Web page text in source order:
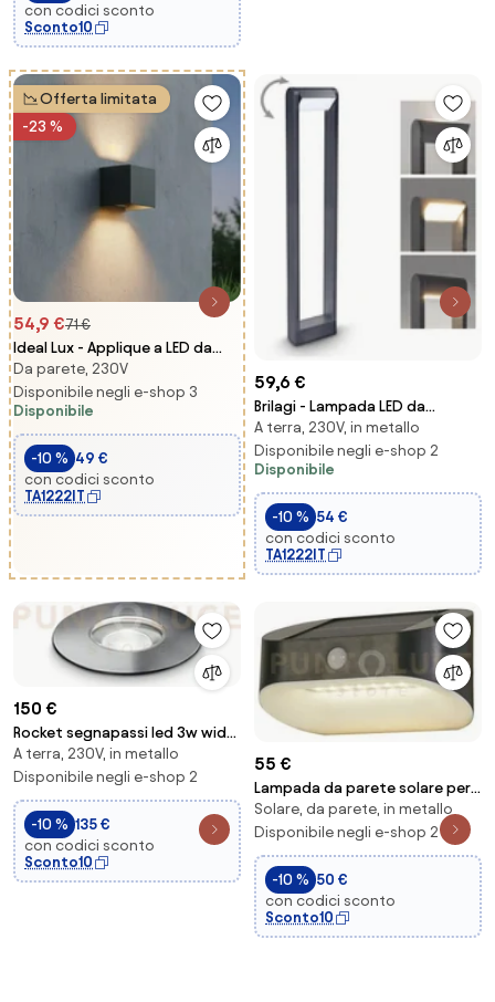
con codici sconto
Sconto10
Offerta limitata
-23 %
54,9 €71 €
Ideal Lux - Applique a LED da
esterno ATOM LED/12W/230V
IP54 antracite
Da parete, 230V
Disponibile negli e-shop 3
Disponibile
-10 % 49 €
con codici sconto
TA1222IT
59,6 €
Brilagi - Lampada LED da
esterno CROTONE
LED/7W/230V antracite IP54 80
cm
A terra, 230V, in metallo
Disponibile negli e-shop 2
Disponibile
-10 % 54 €
con codici sconto
TA1222IT
150 €
Rocket segnapassi led 3w wide
930 lm 4000 k d.9,2cm acciaio
aliment...
A terra, 230V, in metallo
Disponibile negli e-shop 2
-10 % 135 €
con codici sconto
Sconto10
55 €
Lampada da parete solare per
esterni - metallo nero e
policarbonato...
Solare, da parete, in metallo
Disponibile negli e-shop 2
-10 % 50 €
con codici sconto
Sconto10